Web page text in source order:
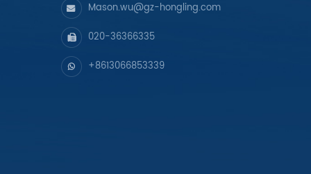
Mason.wu@gz-hongling.com
020-36366335
+8613066853339